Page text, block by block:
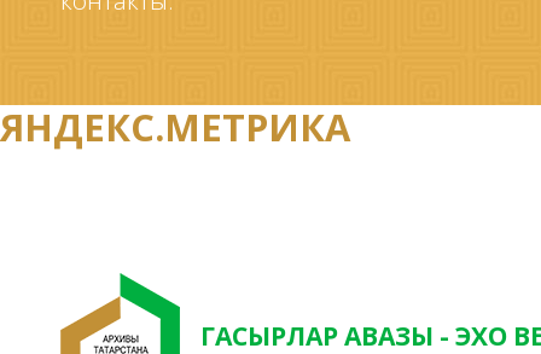
ЯНДЕКС.МЕТРИКА
ГАСЫРЛАР АВАЗЫ - ЭХО